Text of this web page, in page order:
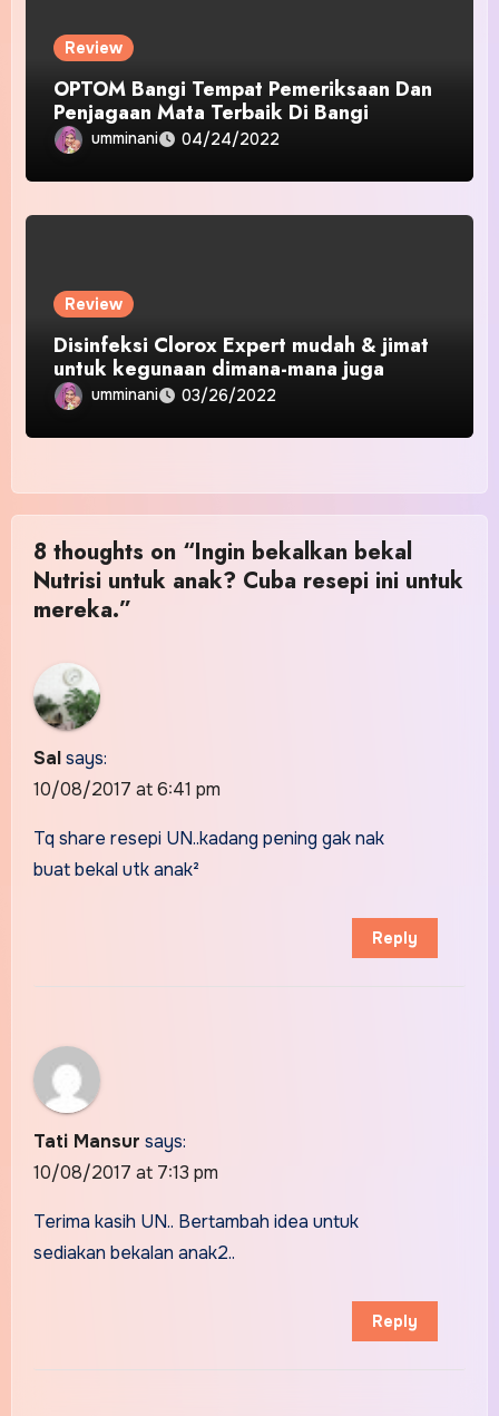
Review
OPTOM Bangi Tempat Pemeriksaan Dan
Penjagaan Mata Terbaik Di Bangi
umminani 04/24/2022
Review
Disinfeksi Clorox Expert mudah & jimat
untuk kegunaan dimana-mana juga
umminani 03/26/2022
8 thoughts on “Ingin bekalkan bekal
Nutrisi untuk anak? Cuba resepi ini untuk
mereka.”
Sal says:
10/08/2017 at 6:41 pm
Tq share resepi UN..kadang pening gak nak
buat bekal utk anak²
Reply
Tati Mansur says:
10/08/2017 at 7:13 pm
Terima kasih UN.. Bertambah idea untuk
sediakan bekalan anak2..
Reply